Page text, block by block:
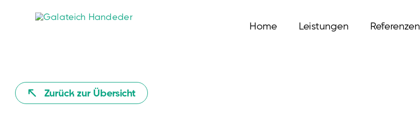
Home Leistungen Referenzen
Zurück zur Übersicht